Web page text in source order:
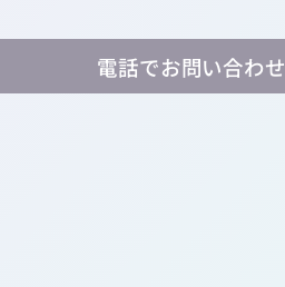
電話でお問い合わせ